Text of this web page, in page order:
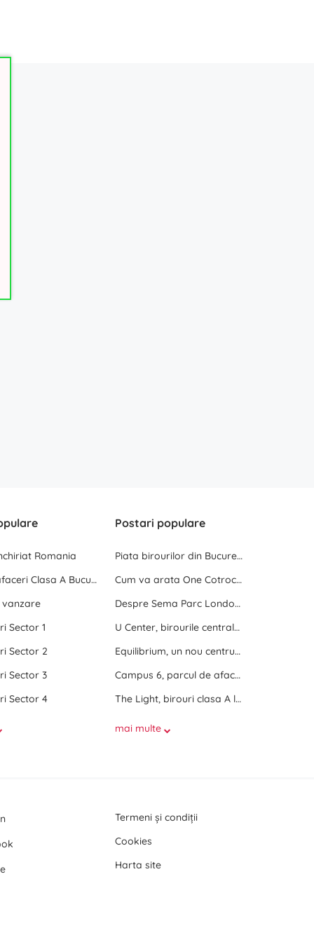
Romania
Centre de afaceri Clasa A Bucuresti
vanzare
Sector 1
Sector 2
Sector 3
Sector 4
Postari populare
Piata birourilor din Bucuresti la inceput de 2025
Cum va arata One Cotroceni Park
Despre Sema Parc London si Sema Parc Oslo
U Center, birourile centrale dintre doua parcuri
Equilibrium, un nou centru de birouri langa Promenada Mall
Campus 6, parcul de afaceri de langa Politehnica Bucuresti
The Light, birouri clasa A langa Politehnica Bucuresti
mai multe
Termeni și condiții
Cookies
Harta site